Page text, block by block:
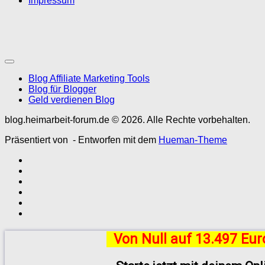
Blog Affiliate Marketing Tools
Blog für Blogger
Geld verdienen Blog
blog.heimarbeit-forum.de © 2026. Alle Rechte vorbehalten.
Präsentiert von - Entworfen mit dem Hueman-Theme
Von Null auf 13.497